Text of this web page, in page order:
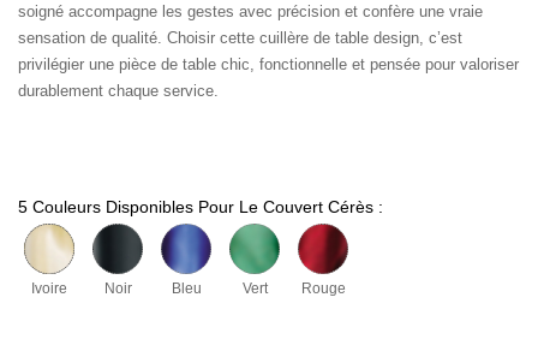
soigné accompagne les gestes avec précision et confère une vraie
sensation de qualité. Choisir cette cuillère de table design, c’est
privilégier une pièce de table chic, fonctionnelle et pensée pour valoriser
durablement chaque service.
5 Couleurs Disponibles Pour Le Couvert Cérès :
Ivoire Noir Bleu Vert Rouge